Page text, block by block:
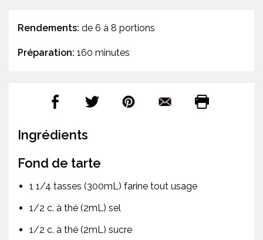
Rendements: de 6 à 8 portions
Préparation: 160 minutes
Ingrédients
Fond de tarte
1 1/4 tasses (300mL) farine tout usage
1/2 c. à thé (2mL) sel
1/2 c. à thé (2mL) sucre